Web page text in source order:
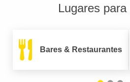
Lugares
Bares & Restaurantes